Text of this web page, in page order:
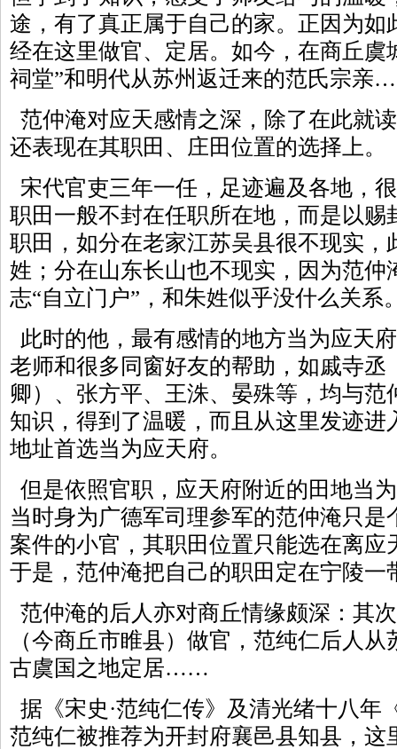
途，有了真正属于自己的家。正因为如
经在这里做官、定居。如今，在商丘虞
祠堂”和明代从苏州返迁来的范氏宗
范仲淹对应天感情之深，除了在此就
还表现在其职田、庄田位置的选择上。
宋代官吏三年一任，足迹遍及各地，
职田一般不封在任职所在地，而是以赐
职田，如分在老家江苏吴县很不现实，
姓；分在山东长山也不现实，因为范仲
志“自立门户”，和朱姓似乎没什么关系
此时的他，最有感情的地方当为应天
老师和很多同窗好友的帮助，如戚寺丞
卿）、张方平、王洙、晏殊等，均与
知识，得到了温暖，而且从这里发迹进
地址首选当为应天府。
但是依照官职，应天府附近的田地当
当时身为广德军司理参军的范仲淹只
案件的小官，其职田位置只能选在离应
于是，范仲淹把自己的职田定在宁陵一
范仲淹的后人亦对商丘情缘颇深：其
（今商丘市睢县）做官，范纯仁后人
古虞国之地定居……
据《宋史·范纯仁传》及清光绪十八年
范纯仁被推荐为开封府襄邑县知县，这